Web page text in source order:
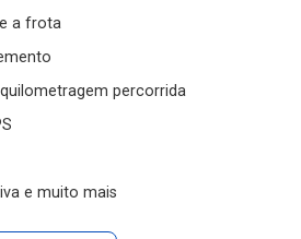
a frota
percorrida
e muito mais